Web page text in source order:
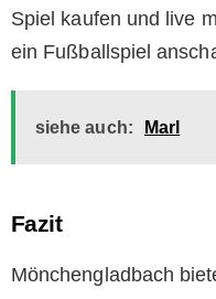
Spiel kaufen und live
ein Fußballspiel
siehe auch: Marl
Fazit
Mönchengladbach